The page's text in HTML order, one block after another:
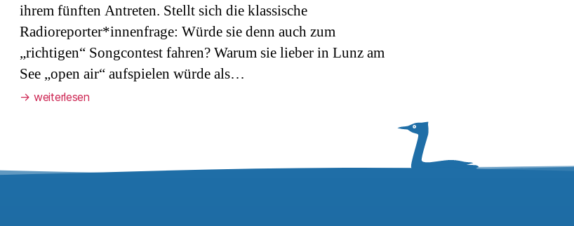
ihrem fünften Antreten. Stellt sich die klassische
Radioreporter*innenfrage: Würde sie denn auch zum
„richtigen“ Songcontest fahren? Warum sie lieber in Lunz am
See „open air“ aufspielen würde als…
→ weiterlesen